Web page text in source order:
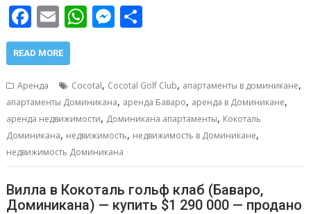
F
ac
e
b
o
o
k
E
m
ai
l
W
h
s
A
p
p
M
e
e
n
g
er
р
а
в
и
т
ь
READ MORE
Аренда Cocotal, Cocotal Golf Club, апартаменты в доминикане,
апартаменты Доминикана, аренда Баваро, аренда в Доминикане,
аренда недвижимости, Доминикана апартаменты, Кокоталь
Доминикана, недвижимость, недвижимость в Доминикане,
недвижимость Доминикана
Вилла в Кокоталь гольф клаб (Баваро,
Доминикана) — купить $1 290 000 — продано